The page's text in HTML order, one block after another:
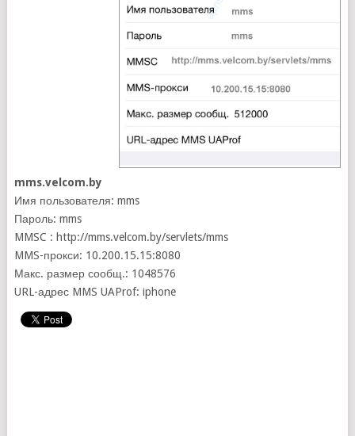
mms.velcom.by
Имя пользователя: mms
Пароль: mms
MMSC : http://mms.velcom.by/servlets/mms
MMS-прокси: 10.200.15.15:8080
Макс. размер сообщ.: 1048576
URL-адрес MMS UAProf: iphone